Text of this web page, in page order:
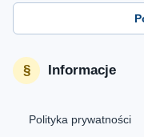
Informacje
Polityka prywatności